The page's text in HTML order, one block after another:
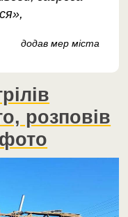
додав мер міста
розповів